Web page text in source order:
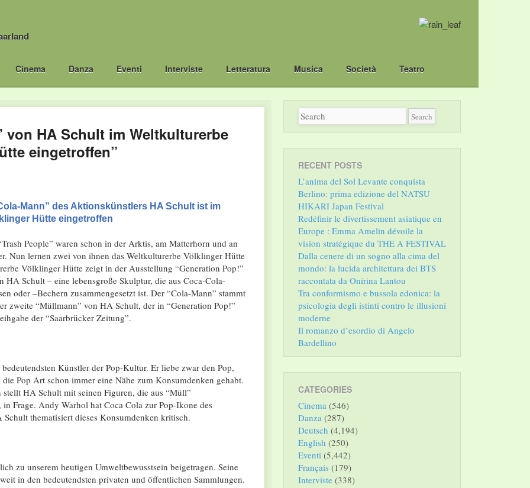
Cinema Danza Eventi Interviste Letteratura Musica Società Teatro
von HA Schult im Weltkulturerbe
eingetroffen”
Mann” des Aktionskünstlers HA Schult ist im
Hütte eingetroffen
People” waren schon in der Arktis, am Matterhorn und an
Nun lernen zwei von ihnen das Weltkulturerbe Völklinger Hütte
Völklinger Hütte zeigt in der Ausstellung “Generation Pop!”
HA Schult – eine lebensgroße Skulptur, die aus Coca-Cola-
oder –Bechern zusammengesetzt ist. Der “Cola-Mann” stammt
zweite “Müllmann” von HA Schult, der in “Generation Pop!”
der “Saarbrücker Zeitung”.
Künstler der Pop-Kultur. Er liebe zwar den Pop,
die Pop Art schon immer eine Nähe zum Konsumdenken gehabt.
stellt HA Schult mit seinen Figuren, die aus “Müll”
in Frage. Andy Warhol hat Coca Cola zur Pop-Ikone des
thematisiert dieses Konsumdenken kritisch.
zu unserem heutigen Umweltbewusstsein beigetragen. Seine
in den bedeutendsten privaten und öffentlichen Sammlungen.
RECENT POSTS
L’anima del Sol Levante conquista
Berlino: prima edizione del NATSU
HIKARI Japan Festival
Redéfinir le divertissement asiatique en
Europe : Emma Amelin dévoile la
vision stratégique du THE A FESTIVAL
Dalla cenere di un sogno alla cima del
mondo: la lucida architettura dei BTS
raccontata da Onirina Lantou
Tra conformismo e bussola edonica: la
psicologia degli istinti contro le illusioni
moderne
Il romanzo d’esordio di Angelo
Bardellino
CATEGORIES
Cinema (546)
Danza (287)
Deutsch (4,194)
English (250)
Eventi (5,442)
Français (179)
Interviste (338)